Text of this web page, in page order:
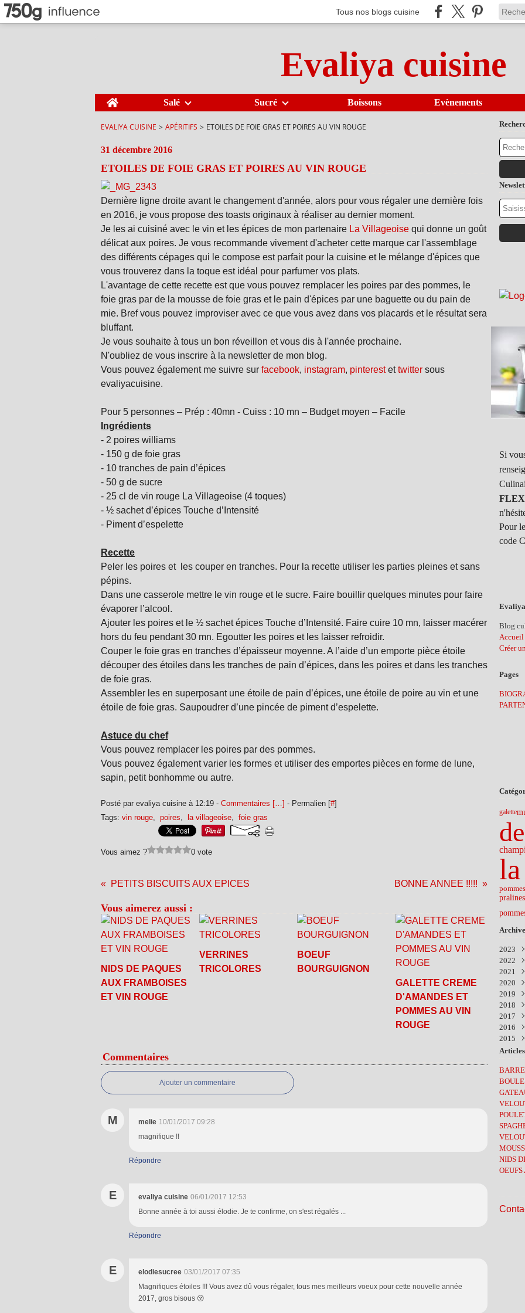
Tous nos blogs cuisine
Evaliya cuisine
Home Salé Sucré Boissons Evènements
EVALIYA CUISINE > APÉRITIFS > ETOILES DE FOIE GRAS ET POIRES AU VIN ROUGE
31 décembre 2016
ETOILES DE FOIE GRAS ET POIRES AU VIN ROUGE
Dernière ligne droite avant le changement d'année, alors pour vous régaler une dernière fois
en 2016, je vous propose des toasts originaux à réaliser au dernier moment.
Je les ai cuisiné avec le vin et les épices de mon partenaire La Villageoise qui donne un goût
délicat aux poires. Je vous recommande vivement d'acheter cette marque car l'assemblage
des différents cépages qui le compose est parfait pour la cuisine et le mélange d'épices que
vous trouverez dans la toque est idéal pour parfumer vos plats.
L'avantage de cette recette est que vous pouvez remplacer les poires par des pommes, le
foie gras par de la mousse de foie gras et le pain d'épices par une baguette ou du pain de
mie. Bref vous pouvez improviser avec ce que vous avez dans vos placards et le résultat sera
bluffant.
Je vous souhaite à tous un bon réveillon et vous dis à l'année prochaine.
N'oubliez de vous inscrire à la newsletter de mon blog.
Vous pouvez également me suivre sur facebook, instagram, pinterestettwitter sous
evaliyacuisine.
Pour 5 personnes – Prép : 40mn - Cuiss : 10 mn – Budget moyen – Facile
Ingrédients
- 2 poires williams
- 150 g de foie gras
- 10 tranches de pain d’épices
- 50 g de sucre
- 25 cl de vin rouge La Villageoise (4 toques)
- ½ sachet d’épices Touche d’Intensité
- Piment d’espelette
Recette
Peler les poires et les couper en tranches. Pour la recette utiliser les parties pleines et sans
pépins.
Dans une casserole mettre le vin rouge et le sucre. Faire bouillir quelques minutes pour faire
évaporer l’alcool.
Ajouter les poires et le ½ sachet épices Touche d’Intensité. Faire cuire 10 mn, laisser macérer
hors du feu pendant 30 mn. Egoutter les poires et les laisser refroidir.
Couper le foie gras en tranches d’épaisseur moyenne. A l’aide d’un emporte pièce étoile
découper des étoiles dans les tranches de pain d’épices, dans les poires et dans les tranches
de foie gras.
Assembler les en superposant une étoile de pain d’épices, une étoile de poire au vin et une
étoile de foie gras. Saupoudrer d’une pincée de piment d’espelette.
Astuce du chef
Vous pouvez remplacer les poires par des pommes.
Vous pouvez également varier les formes et utiliser des emportes pièces en forme de lune,
sapin, petit bonhomme ou autre.
Posté par evaliya cuisine à 12:19 - Commentaires […] - Permalien [#]
Tags: vin rouge, poires, la villageoise, foie gras
Vous aimez ? 0 vote
PETITS BISCUITS AUX EPICES BONNE ANNEE !!!!!
Vous aimerez aussi :
NIDS DE PAQUES
AUX FRAMBOISES
ET VIN ROUGE
VERRINES
TRICOLORES
BOEUF
BOURGUIGNON
GALETTE CREME
D'AMANDES ET
POMMES AU VIN
ROUGE
Commentaires
Ajouter un commentaire
M melie 10/01/2017 09:28
magnifique !!
Répondre
E evaliya cuisine 06/01/2017 12:53
Bonne année à toi aussi élodie. Je te confirme, on s'est régalés ...
Répondre
E elodiesucree 03/01/2017 07:35
Magnifiques étoiles !!! Vous avez dû vous régaler, tous mes meilleurs voeux pour cette nouvelle année
2017, gros bisous 😚
Si
Pour
code
Blog
Accueil
Créer
Pages
galette
2023
2022
2021
Avril
Mars
2020
Août
Avril
Mars
2019
Mars
2018
Juin
2017
Août
Mai
2016
Juin
Mai
2015
Juin
Mai
NIDS
OEUFS